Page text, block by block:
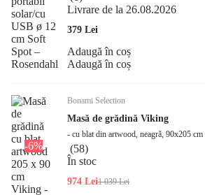
Livrare de la 26.08.2026
379 Lei
Adaugă în coș
Adaugă în coș
-6%
Bonami Selection
Masă de grădină Viking
- cu blat din artwood, neagră, 90x205 cm
(58)
În stoc
974 Lei1 039 Lei